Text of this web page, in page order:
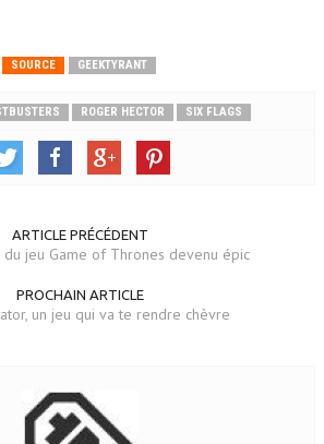
SOURCE GEEKTYRANT
ROGER HECTOR SIX FLAGS
ARTICLE PRÉCÉDENT
du jeu Game of Thrones devenu épic
PROCHAIN ARTICLE
un jeu qui va te rendre chèvre